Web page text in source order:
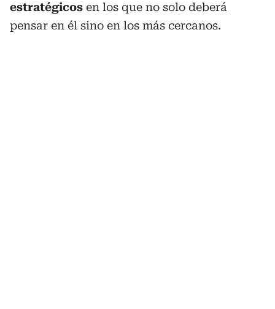
estratégicos en los que no solo deberá
pensar en él sino en los más cercanos.